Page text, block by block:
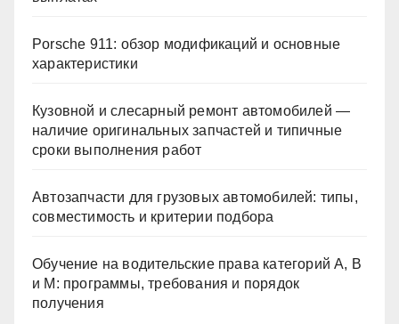
Porsche 911: обзор модификаций и основные
характеристики
Кузовной и слесарный ремонт автомобилей —
наличие оригинальных запчастей и типичные
сроки выполнения работ
Автозапчасти для грузовых автомобилей: типы,
совместимость и критерии подбора
Обучение на водительские права категорий A, B
и M: программы, требования и порядок
получения